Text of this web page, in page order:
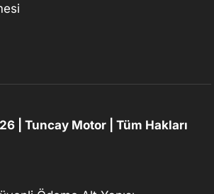
| Tuncay Motor | Tüm Hakları